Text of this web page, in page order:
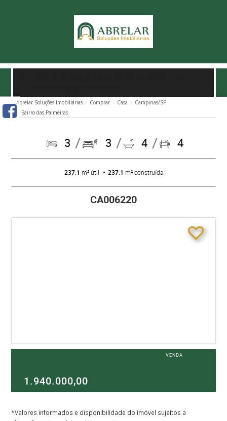
Abrelar Soluções Imobiliárias Comprar Casa
Campinas/SP
Bairro das Palmeiras
3 3 4 4
237.1 m² útil 237.1 m² construída
CA006220
VENDA
1.940.000,00
*Valores informados e disponibilidade do imóvel sujeitos a